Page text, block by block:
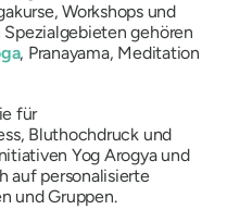
Workshops und
Spezialgebieten gehören
, Pranayama, Meditation
für
Bluthochdruck und
Yog Arogya und
auf personalisierte
und Gruppen.